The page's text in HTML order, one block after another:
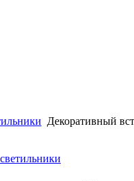
Декоративный